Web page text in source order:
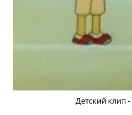
Детский клип